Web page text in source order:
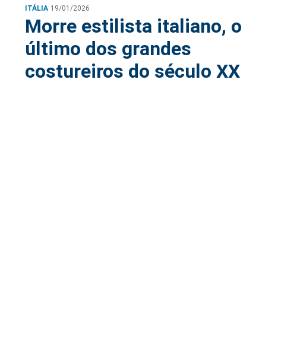
ITÁLIA 19/01/2026
Morre estilista italiano, o
último dos grandes
costureiros do século XX